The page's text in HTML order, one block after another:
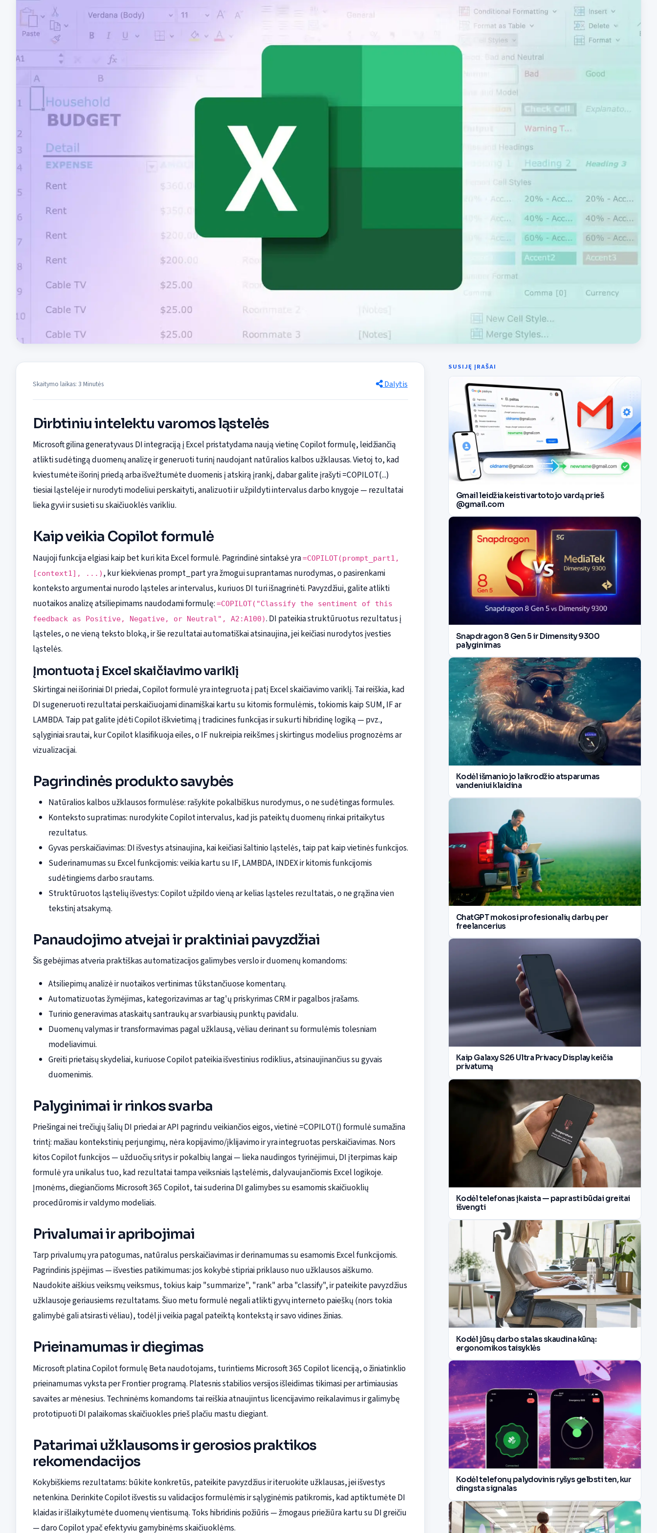
Skaitymo laikas: 3 Minutės Dalytis
Dirbtiniu intelektu varomos ląstelės
Microsoft gilina generatyvaus DI integraciją į Excel pristatydama naują vietinę Copilot formulę, leidžiančią
atlikti sudėtingą duomenų analizę ir generuoti turinį naudojant natūralios kalbos užklausas. Vietoj to, kad
kviestumėte išorinį priedą arba išvežtumėte duomenis į atskirą įrankį, dabar galite įrašyti =COPILOT(...)
tiesiai ląstelėje ir nurodyti modeliui perskaityti, analizuoti ir užpildyti intervalus darbo knygoje — rezultatai
lieka gyvi ir susieti su skaičiuoklės varikliu.
Kaip veikia Copilot formulė
Naujoji funkcija elgiasi kaip bet kuri kita Excel formulė. Pagrindinė sintaksė yra=COPILOT(prompt_part1,
[context1], ...) , kur kiekvienas prompt_part yra žmogui suprantamas nurodymas, o pasirenkami
konteksto argumentai nurodo ląsteles ar intervalus, kuriuos DI turi išnagrinėti. Pavyzdžiui, galite atlikti
nuotaikos analizę atsiliepimams naudodami formulę: =COPILOT("Classify the sentiment of this
feedback as Positive, Negative, or Neutral", A2:A100). DI pateikia struktūruotus rezultatus į
ląsteles, o ne vieną teksto bloką, ir šie rezultatai automatiškai atsinaujina, jei keičiasi nurodytos įvesties
ląstelės.
Įmontuota į Excel skaičiavimo variklį
Skirtingai nei išoriniai DI priedai, Copilot formulė yra integruota į patį Excel skaičiavimo variklį. Tai reiškia, kad
DI sugeneruoti rezultatai perskaičiuojami dinamiškai kartu su kitomis formulėmis, tokiomis kaip SUM, IF ar
LAMBDA. Taip pat galite įdėti Copilot iškvietimą į tradicines funkcijas ir sukurti hibridinę logiką — pvz.,
sąlyginiai srautai, kur Copilot klasifikuoja eiles, o IF nukreipia reikšmes į skirtingus modelius prognozėms ar
vizualizacijai.
Pagrindinės produkto savybės
Natūralios kalbos užklausos formulėse: rašykite pokalbiškus nurodymus, o ne sudėtingas formules.
Konteksto supratimas: nurodykite Copilot intervalus, kad jis pateiktų duomenų rinkai pritaikytus
rezultatus.
Gyvas perskaičiavimas: DI išvestys atsinaujina, kai keičiasi šaltinio ląstelės, taip pat kaip vietinės funkcijos.
Suderinamumas su Excel funkcijomis: veikia kartu su IF, LAMBDA, INDEX ir kitomis funkcijomis
sudėtingiems darbo srautams.
Struktūruotos ląstelių išvestys: Copilot užpildo vieną ar kelias ląsteles rezultatais, o ne grąžina vien
tekstinį atsakymą.
Panaudojimo atvejai ir praktiniai pavyzdžiai
Šis gebėjimas atveria praktiškas automatizacijos galimybes verslo ir duomenų komandoms:
Atsiliepimų analizė ir nuotaikos vertinimas tūkstančiuose komentarų.
Automatizuotas žymėjimas, kategorizavimas ar tag'ų priskyrimas CRM ir pagalbos įrašams.
Turinio generavimas ataskaitų santraukų ar svarbiausių punktų pavidalu.
Duomenų valymas ir transformavimas pagal užklausą, vėliau derinant su formulėmis tolesniam
modeliavimui.
Greiti prietaisų skydeliai, kuriuose Copilot pateikia išvestinius rodiklius, atsinaujinančius su gyvais
duomenimis.
Palyginimai ir rinkos svarba
Priešingai nei trečiųjų šalių DI priedai ar API pagrindu veikiančios eigos, vietinė =COPILOT() formulė sumažina
trintį: mažiau kontekstinių perjungimų, nėra kopijavimo/įklijavimo ir yra integruotas perskaičiavimas. Nors
kitos Copilot funkcijos — užduočių sritys ir pokalbių langai — lieka naudingos tyrinėjimui, DI įterpimas kaip
formulė yra unikalus tuo, kad rezultatai tampa veiksniais ląstelėmis, dalyvaujančiomis Excel logikoje.
Įmonėms, diegiančioms Microsoft 365 Copilot, tai suderina DI galimybes su esamomis skaičiuoklių
procedūromis ir valdymo modeliais.
Privalumai ir apribojimai
Tarp privalumų yra patogumas, natūralus perskaičiavimas ir derinamumas su esamomis Excel funkcijomis.
Pagrindinis įspėjimas — išvesties patikimumas: jos kokybė stipriai priklauso nuo užklausos aiškumo.
Naudokite aiškius veiksmų veiksmus, tokius kaip "summarize", "rank" arba "classify", ir pateikite pavyzdžius
užklausoje geriausiems rezultatams. Šiuo metu formulė negali atlikti gyvų interneto paieškų (nors tokia
galimybė gali atsirasti vėliau), todėl ji veikia pagal pateiktą kontekstą ir savo vidines žinias.
Prieinamumas ir diegimas
Microsoft platina Copilot formulę Beta naudotojams, turintiems Microsoft 365 Copilot licenciją, o žiniatinklio
prieinamumas vyksta per Frontier programą. Platesnis stabilios versijos išleidimas tikimasi per artimiausias
savaites ar mėnesius. Techninėms komandoms tai reiškia atnaujintus licencijavimo reikalavimus ir galimybę
prototipuoti DI palaikomas skaičiuokles prieš plačiu mastu diegiant.
Patarimai užklausoms ir gerosios praktikos
rekomendacijos
Kokybiškiems rezultatams: būkite konkretūs, pateikite pavyzdžius ir iteruokite užklausas, jei išvestys
netenkina. Derinkite Copilot išvestis su validacijos formulėmis ir sąlyginėmis patikromis, kad aptiktumėte DI
klaidas ir išlaikytumėte duomenų vientisumą. Toks hibridinis požiūris — žmogaus priežiūra kartu su DI greičiu
— daro Copilot ypač efektyviu gamybinėms skaičiuoklėms.
SUSIJĘ ĮRAŠAI
Gmail leidžia keisti vartotojo vardą prieš
@gmail.com
Snapdragon 8 Gen 5 ir Dimensity 9300
palyginimas
Kodėl išmaniojo laikrodžio atsparumas
vandeniui klaidina
ChatGPT mokosi profesionalių darbų per
freelancerius
Kaip Galaxy S26 Ultra Privacy Display keičia
privatumą
Kodėl telefonas įkaista — paprasti būdai greitai
išvengti
Kodėl jūsų darbo stalas skaudina kūną:
ergonomikos taisyklės
Kodėl telefonų palydovinis ryšys gelbsti ten, kur
dingsta signalas